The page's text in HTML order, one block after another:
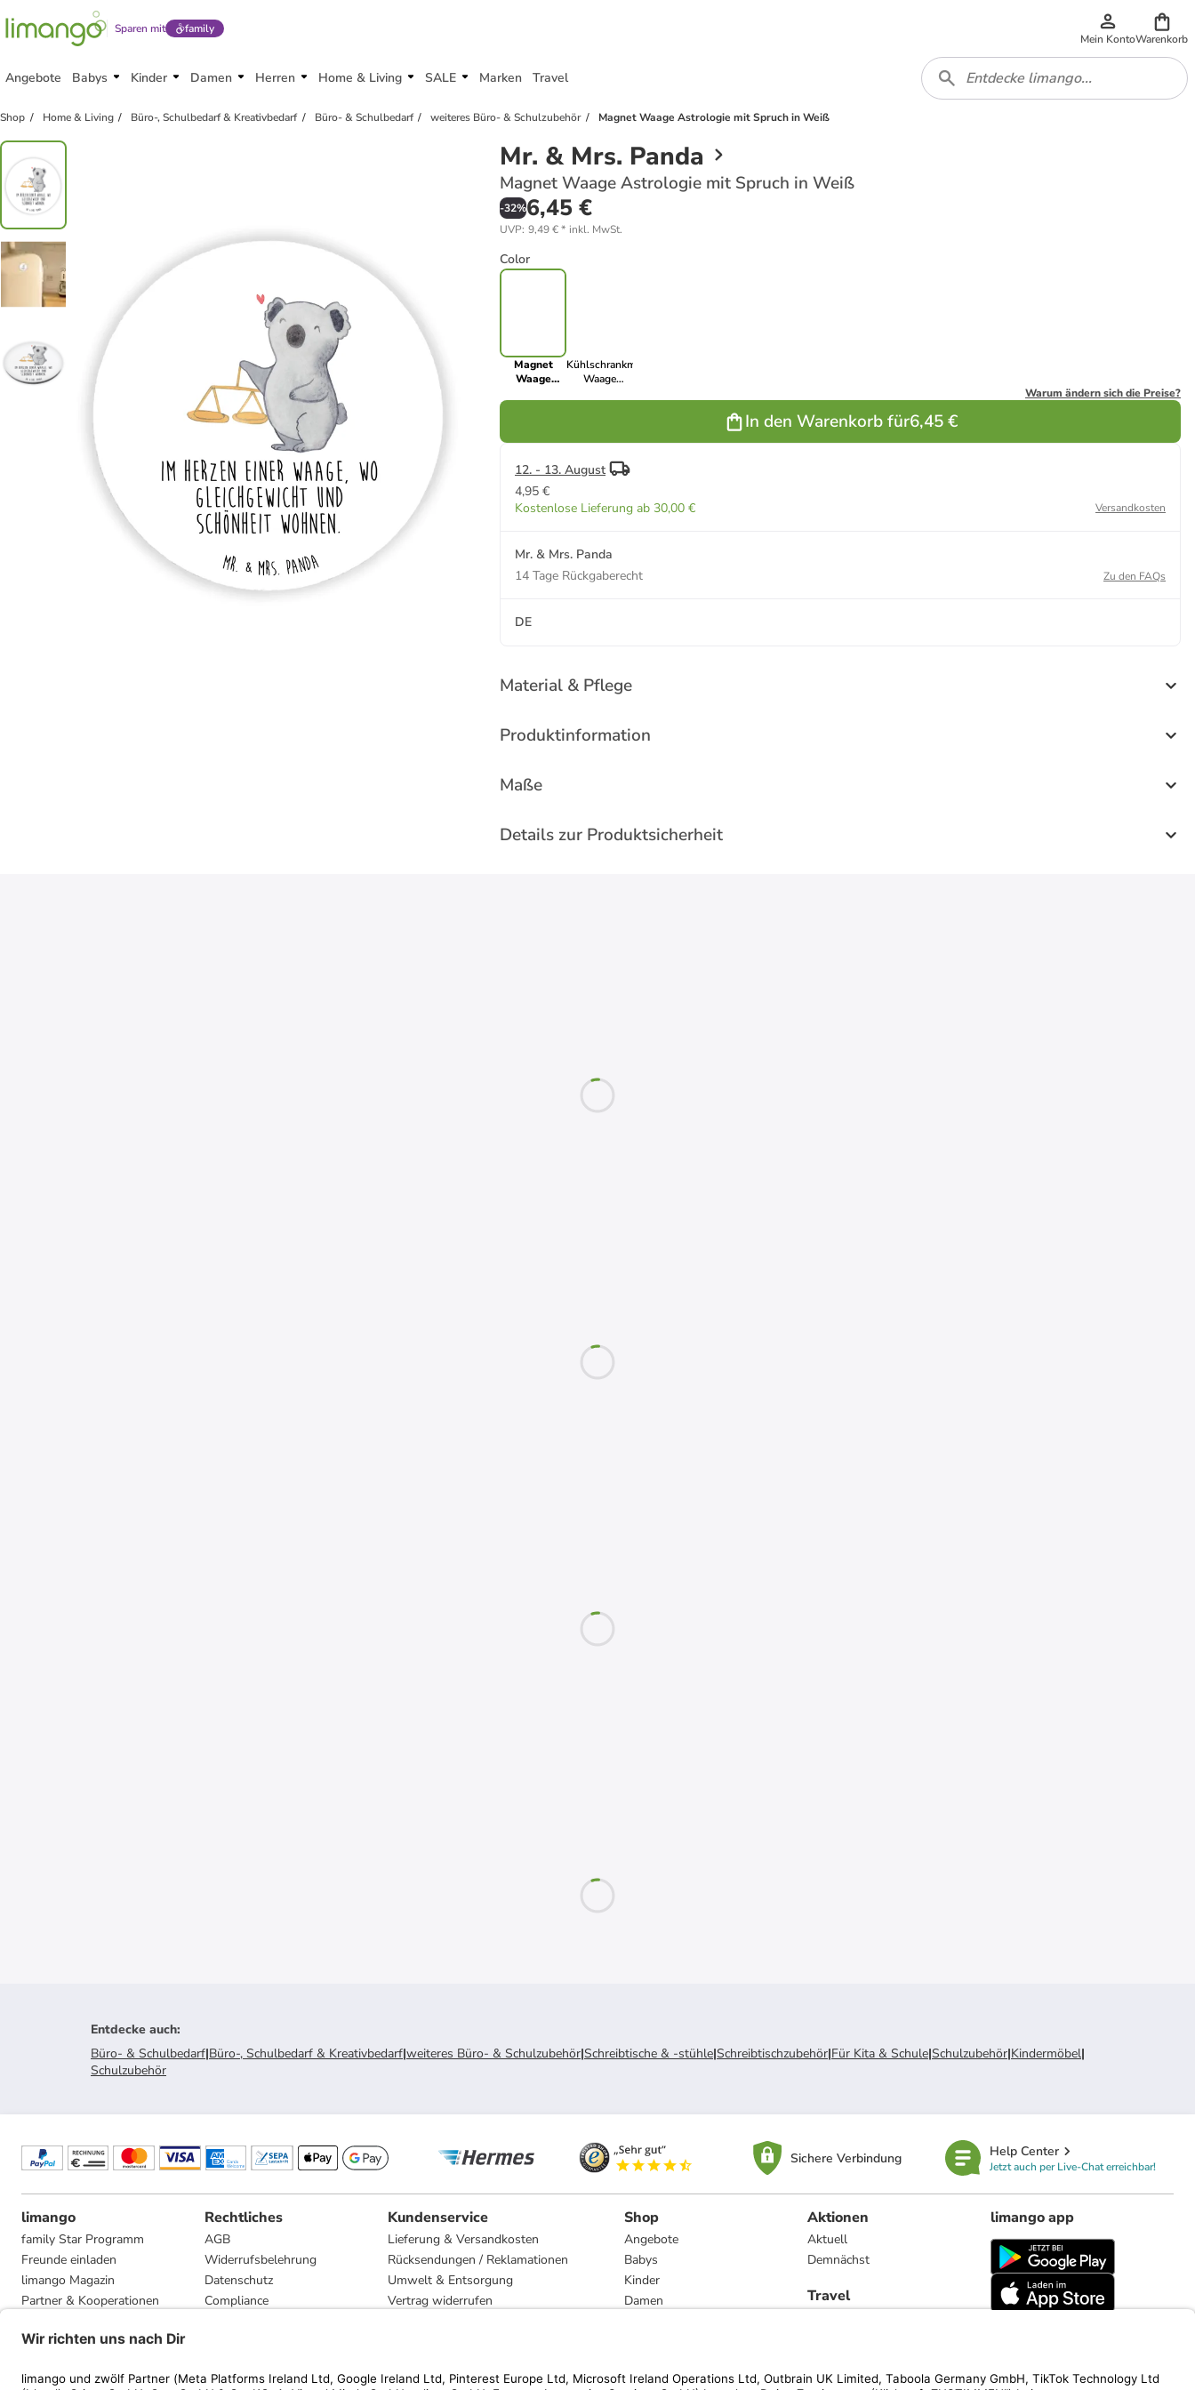
Sparen mit family
Mein KontoWarenkorb
Angebote Babys Kinder Damen Herren Home & Living SALE Marken Travel
Shop Home & Living Büro-, Schulbedarf & Kreativbedarf Büro- & Schulbedarf weiteres Büro- & Schulzubehör Magnet Waage Astrologie mit Spruch in Weiß
Mr. & Mrs. Panda
Magnet Waage Astrologie mit Spruch in Weiß
-32%6,45 €
UVP: 9,49 €* inkl. MwSt.
Color
Magnet
Waage
mit Spruch in
Kühlschrankmagnet
Waage
Warum ändern sich die Preise?
In den Warenkorb für6,45 €
12. - 13. August
4,95 €
Kostenlose Lieferung ab 30,00 €
Versandkosten
Mr. & Mrs. Panda
14 Tage Rückgaberecht
Zu den FAQs
DE
Material & Pflege
Produktinformation
Maße
Details zur Produktsicherheit
Entdecke auch:
Büro- & Schulbedarf|Büro-, Schulbedarf & Kreativbedarf|weiteres Büro- & Schulzubehör|Schreibtische & -stühle|Schreibtischzubehör|Für Kita & Schule|Schulzubehör|Kindermöbel|
Schulzubehör
Sichere Verbindung Help Center
Jetzt auch per Live-Chat erreichbar!
limango
family Star Programm
Freunde einladen
limango Magazin
Partner & Kooperationen
Presse
Rechtliches
AGB
Widerrufsbelehrung
Datenschutz
Compliance
Kundenservice
Lieferung & Versandkosten
Rücksendungen / Reklamationen
Umwelt & Entsorgung
Vertrag widerrufen
Shop
Angebote
Babys
Kinder
Damen
Marken
Aktionen
Aktuell
Demnächst
Travel
limango app